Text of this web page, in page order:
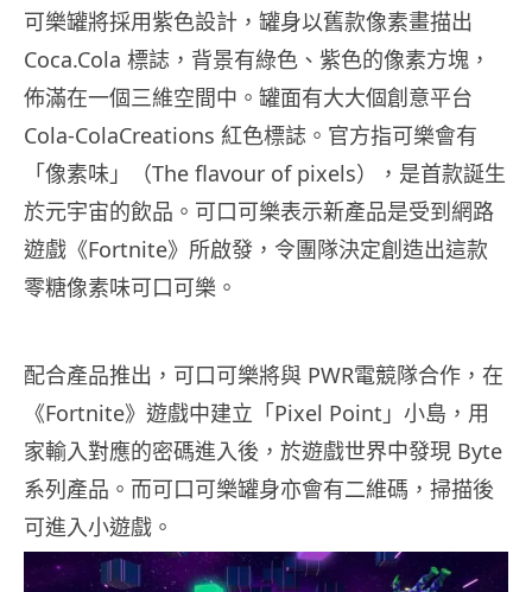
可樂罐將採用紫色設計，罐身以舊款像素畫描出
Coca.Cola 標誌，背景有綠色、紫色的像素方塊，
佈滿在一個三維空間中。罐面有大大個創意平台
Cola-ColaCreations 紅色標誌。官方指可樂會有
「像素味」（The flavour of pixels），是首款誕生
於元宇宙的飲品。可口可樂表示新產品是受到網路
遊戲《Fortnite》所啟發，令團隊決定創造出這款
零糖像素味可口可樂。
配合產品推出，可口可樂將與 PWR電競隊合作，在
《Fortnite》遊戲中建立「Pixel Point」小島，用
家輸入對應的密碼進入後，於遊戲世界中發現 Byte
系列產品。而可口可樂罐身亦會有二維碼，掃描後
可進入小遊戲。